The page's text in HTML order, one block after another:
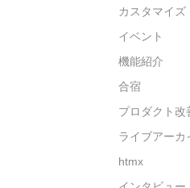
カスタマイズ
イベント
機能紹介
合宿
プロダクト改
ライブアーカ
htmx